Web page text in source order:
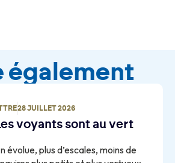
également
28 JUILLET 2026
voyants sont au vert
évolue, plus d’escales, moins de